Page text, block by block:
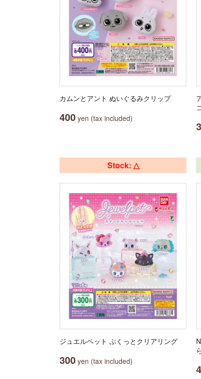
カムンとアント ぬいぐるみクリップ
400 yen (tax included)
Stock: △
ジュエルペット ぷくっとクリアリング
300 yen (tax included)